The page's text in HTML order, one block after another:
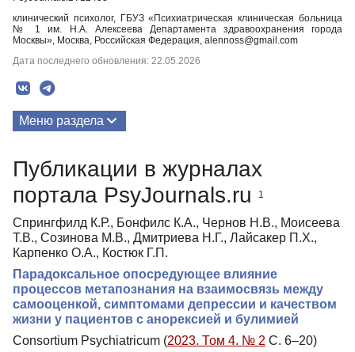
клинический психолог, ГБУЗ «Психиатрическая клиническая больница
№ 1 им. Н.А. Алексеева Департамента здравоохранения города
Москвы», Москва, Российская Федерация, alennoss@gmail.com
Дата последнего обновления: 22.05.2026
Меню раздела
Публикации в журналах
портала PsyJournals.ru
1
Спрингфилд К.Р., Бонфилс К.А., Чернов Н.В., Моисеева
Т.В., Созинова М.В., Дмитриева Н.Г., Лайсакер П.Х.,
Карпенко О.А., Костюк Г.П.
Парадоксальное опосредующее влияние
процессов метапознания на взаимосвязь между
самооценкой, симптомами депрессии и качеством
жизни у пациентов с анорексией и булимией
Consortium Psychiatricum (2023. Том 4. № 2 С. 6–20)